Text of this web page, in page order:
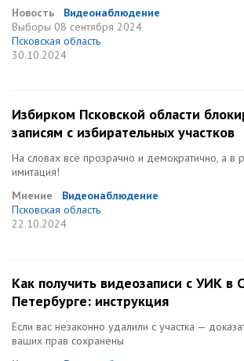
Новость
Видеонаблюдение
Выборы 08 сентября 2024
Псковская область
30.10.2024
Избирком Псковской области
записям с избирательных участков
На словах всё прозрачно и демократично, а в
имитация!
Мнение
Видеонаблюдение
Псковская область
22.10.2024
Как получить видеозаписи с УИК в
Петербурге: инструкция
Если вас незаконно удалили с участка —
ваших прав сохранены